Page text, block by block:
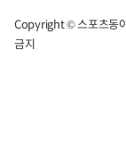
Copyright © 스포츠동
금지